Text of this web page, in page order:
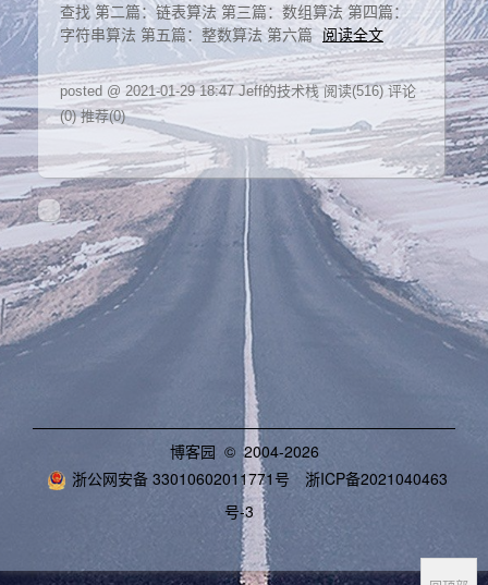
查找 第二篇：链表算法 第三篇：数组算法 第四篇：
字符串算法 第五篇：整数算法 第六篇 阅读全文
posted @ 2021-01-29 18:47 Jeff的技术栈阅读(516) 评论
(0) 推荐(0)
博客园 © 2004-2026
浙公网安备 33010602011771号
浙ICP备2021040463
号-3